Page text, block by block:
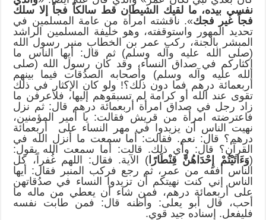
نفسي بيده، ما لقيك الشيطان قط سالكاً فجاً إلا سلك
فجاً غير فجك». ناقشته امرأة من عامة المسلمين في
تحديد المهور واستوقفته، وهو خليفة المسلمين الراشد
المبشر بالجنة، ركب عمر بن الخطاب منبر رسول الله
(صلى الله عليه وآله وسلم) ثم قال: أيها الناس ما
إكثاركم في صداق النساء، وقد كان رسول الله (صلى
الله عليه وآله وسلم) وأصحابه الصدُقات فيما بينهم
أربعمائة درهم فما دون ذلك؟! ولو كان الإكثار في ذلك
تقوى عند الله أو كرامة لم تسبقوهم إليها، فلأعرفن ما
زاد رجل في صداق امرأة أربعمائة درهم قال: ثم نزل
فاعترضته امرأة من قريش فقالت: يا أمير المؤمنين،
نهيت الناس أن يزيدوا في مهر النساء على أربعمائة
درهم؟ قال: نعم. فقالت: أما سمعت ما أنزل الله في
القرآن؟ قال: وأي ذلك. قالت: أما سمعت الله يقول:
(وَءَاتَيْتُمْ إِحْدَاهُنَّ قِنْطَارًا) الآية. فقال: اللهم غُفراً، كل
الناس أفقه من عمر، ثم رجع فركب المنبر فقال: أيها
الناس إني كنت نهيتكم أن تزيدوا النساء في صدُقاتهن
على أربعمائة درهم، فمن شاء أن يعطي من ماله ما
أحب، قال أبو يعلى: وأظنه قال: فمن طابت نفسه
فليفعل. إسناده جيد قوي.